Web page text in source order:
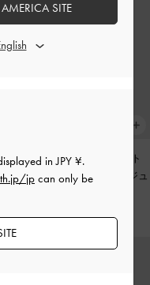
トリチャ ノッテッドベルト ト
ンドルバッグ-サンドベージュ
inJPY ¥.
jpcan only be
SITE